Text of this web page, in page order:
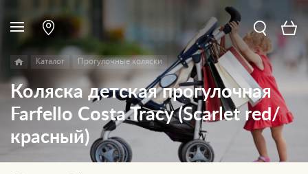
Каталог Прогулочные коляски
Коляска детская прогулочная
Farfello Costa Tracy (Scarlet red/
красный)